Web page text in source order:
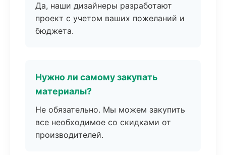
Да, наши дизайнеры разработают
проект с учетом ваших пожеланий и
бюджета.
Нужно ли самому закупать
материалы?
Не обязательно. Мы можем закупить
все необходимое со скидками от
производителей.